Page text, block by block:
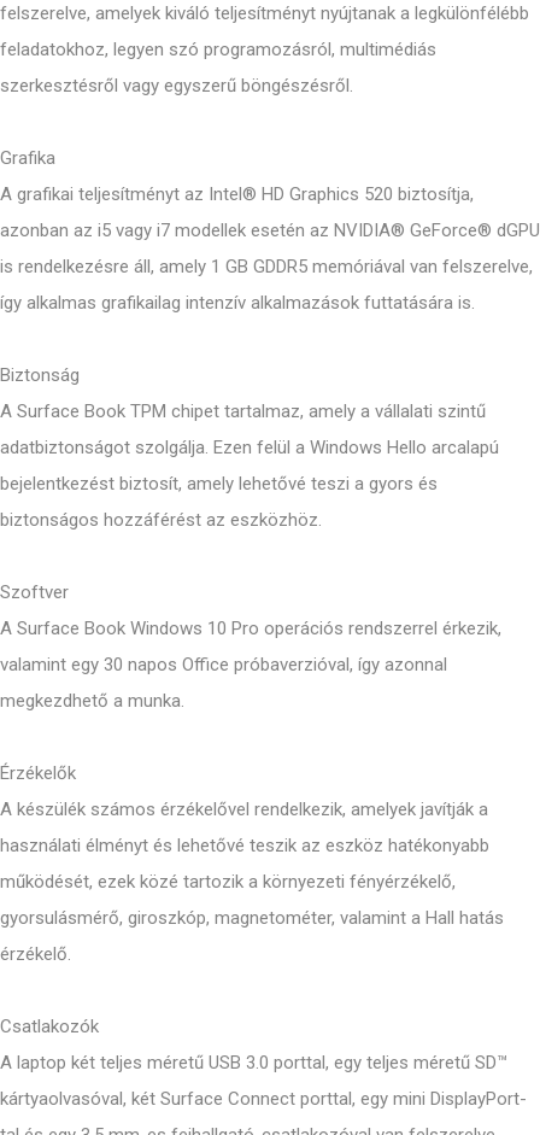
felszerelve, amelyek kiváló teljesítményt nyújtanak a legkülönfélébb
feladatokhoz, legyen szó programozásról, multimédiás
szerkesztésről vagy egyszerű böngészésről.
Grafika
A grafikai teljesítményt az Intel® HD Graphics 520 biztosítja,
azonban az i5 vagy i7 modellek esetén az NVIDIA® GeForce® dGPU
is rendelkezésre áll, amely 1 GB GDDR5 memóriával van felszerelve,
így alkalmas grafikailag intenzív alkalmazások futtatására is.
Biztonság
A Surface Book TPM chipet tartalmaz, amely a vállalati szintű
adatbiztonságot szolgálja. Ezen felül a Windows Hello arcalapú
bejelentkezést biztosít, amely lehetővé teszi a gyors és
biztonságos hozzáférést az eszközhöz.
Szoftver
A Surface Book Windows 10 Pro operációs rendszerrel érkezik,
valamint egy 30 napos Office próbaverzióval, így azonnal
megkezdhető a munka.
Érzékelők
A készülék számos érzékelővel rendelkezik, amelyek javítják a
használati élményt és lehetővé teszik az eszköz hatékonyabb
működését, ezek közé tartozik a környezeti fényérzékelő,
gyorsulásmérő, giroszkóp, magnetométer, valamint a Hall hatás
érzékelő.
Csatlakozók
A laptop két teljes méretű USB 3.0 porttal, egy teljes méretű SD™
kártyaolvasóval, két Surface Connect porttal, egy mini DisplayPort-